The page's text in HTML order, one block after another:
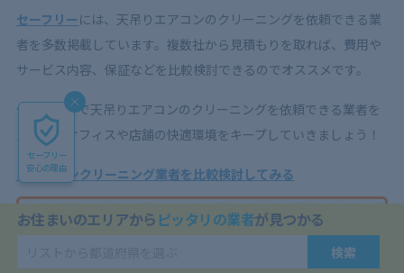
セーフリー には、天吊りエアコンのクリーニングを依頼できる業
者を多数掲載しています。複数社から見積もりを取れば、費用や
サービス内容、保証などを比較検討できるのでオススメです。
セーフリーで天吊りエアコンのクリーニングを依頼できる業者を
見つけ、オフィスや店舗の快適環境をキープしていきましょう！
＞エアコンクリーニング業者を比較検討してみる
天吊りエアコンをキレイにしたい！
お住まいのエリアから ピッタリの業者が見つかる
検索
セーフリー
安心の理由